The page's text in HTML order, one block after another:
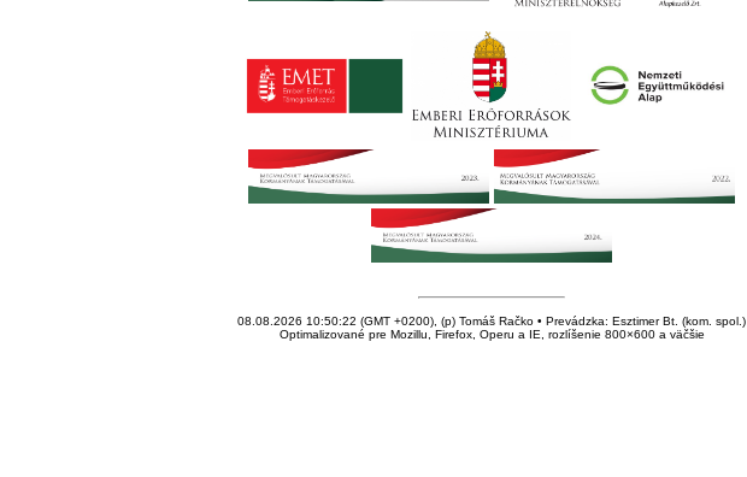
08.08.2026 10:50:22 (GMT +0200), (p) Tomáš Račko • Prevádzka: Esztimer Bt. (kom. spol.)
Optimalizované pre Mozillu, Firefox, Operu a IE, rozlíšenie 800×600 a väčšie